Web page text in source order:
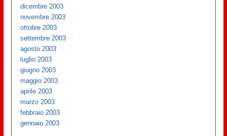
dicembre 2003
novembre 2003
ottobre 2003
settembre 2003
agosto 2003
luglio 2003
giugno 2003
maggio 2003
aprile 2003
marzo 2003
febbraio 2003
gennaio 2003